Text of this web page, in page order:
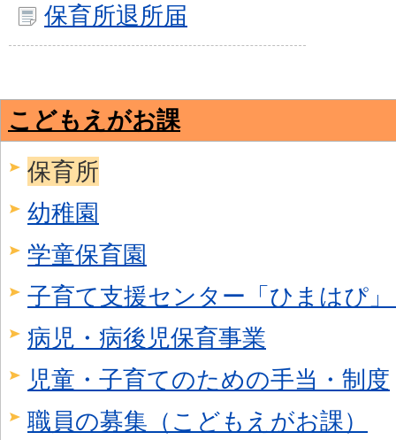
保育所退所届
こどもえがお課
保育所
幼稚園
学童保育園
子育て支援センター「ひまはぴ
病児・病後児保育事業
児童・子育てのための手当・制度
職員の募集（こどもえがお課）